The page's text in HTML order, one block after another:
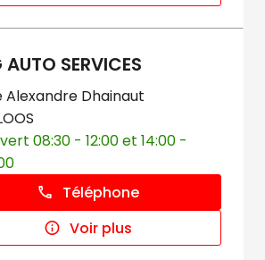
AUTO SERVICES
Alexandre Dhainaut
08:30 - 12:00 et 14:00 -
Téléphone
Voir plus